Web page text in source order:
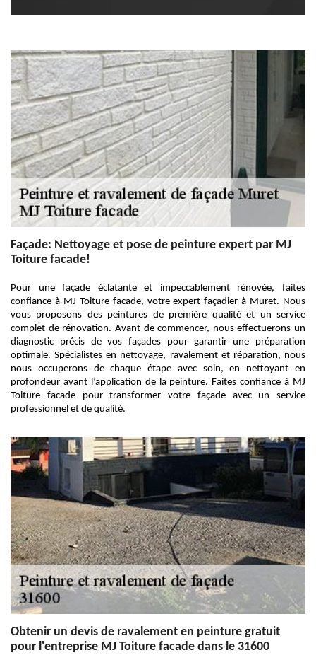
Façade: Nettoyage et pose de peinture expert par MJ
Toiture facade!
Pour une façade éclatante et impeccablement rénovée, faites
confiance à MJ Toiture facade, votre expert façadier à Muret. Nous
vous proposons des peintures de première qualité et un service
complet de rénovation. Avant de commencer, nous effectuerons un
diagnostic précis de vos façades pour garantir une préparation
optimale. Spécialistes en nettoyage, ravalement et réparation, nous
nous occuperons de chaque étape avec soin, en nettoyant en
profondeur avant l’application de la peinture. Faites confiance à MJ
Toiture facade pour transformer votre façade avec un service
professionnel et de qualité.
Obtenir un devis de ravalement en peinture gratuit
pour l'entreprise MJ Toiture facade dans le 31600